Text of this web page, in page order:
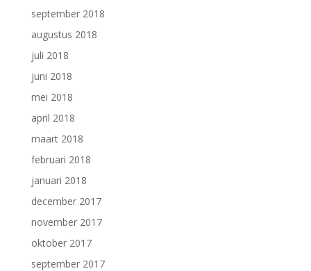
september 2018
augustus 2018
juli 2018
juni 2018
mei 2018
april 2018
maart 2018
februari 2018
januari 2018
december 2017
november 2017
oktober 2017
september 2017